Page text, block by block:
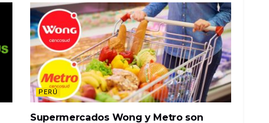
PERÚ
Supermercados Wong y Metro son